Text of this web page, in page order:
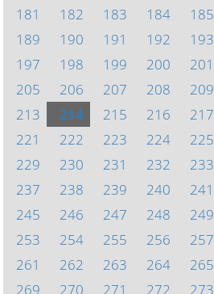
181
182 183 184 185
189
190 191 192 193
197
198 199 200 201
205
206 207 208 209
213
214 215 216 217
221
222 223 224 225
229
230 231 232 233
237
238 239 240 241
245
246 247 248 249
253
254 255 256 257
261
262 263 264 265
269
270 271 272 273